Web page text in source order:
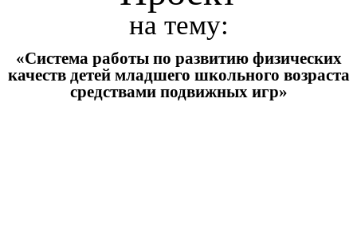
на тему:
«Система работы по развитию физических
качеств детей младшего школьного возраста
средствами подвижных игр»